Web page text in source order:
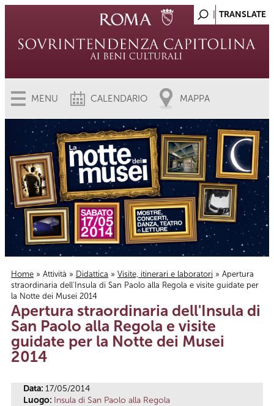
MENU CALENDARIO MAPPA
Tu sei qui
Home » Attività » Didattica » Visite, itinerari e laboratori » Apertura
straordinaria dell'Insula di San Paolo alla Regola e visite guidate per
la Notte dei Musei 2014
Apertura straordinaria dell'Insula di
San Paolo alla Regola e visite
guidate per la Notte dei Musei
2014
Data: 17/05/2014
Luogo: Insula di San Paolo alla Regola